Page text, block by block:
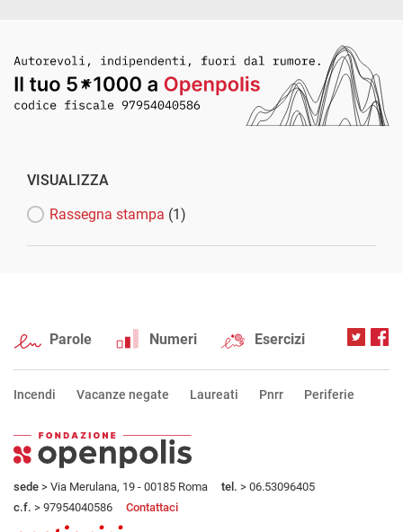
VISUALIZZA
Rassegna stampa (1)
Parole Numeri Esercizi
Incendi Vacanze negate Laureati Pnrr Periferie
sede > Via Merulana, 19 - 00185 Roma tel. > 06.53096405
c.f. > 97954040586 Contattaci